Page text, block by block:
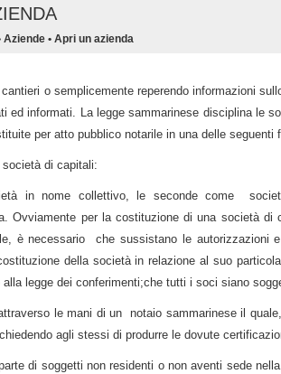
Aziende • Apri un azienda
o semplicemente reperendo informazioni
ed informati. La legge sammarinese disciplina le
per atto pubblico notarile in una delle seguenti
di capitali:
in nome collettivo, le seconde come
Ovviamente per la costituzione di una società di
è necessario che sussistano le autorizzazioni
della società in relazione al suo
legge dei conferimenti;che tutti i soci siano
le mani di un notaio sammarinese il
agli stessi di produrre le dovute
di soggetti non residenti o non aventi sede nella